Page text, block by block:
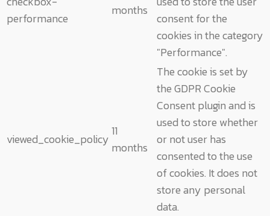
performance
months
consent for the
cookies in the category
"Performance".
viewed_cookie_policy
11
months
The cookie is set by
the GDPR Cookie
Consent plugin and is
used to store whether
or not user has
consented to the use
of cookies. It does not
store any personal
data.